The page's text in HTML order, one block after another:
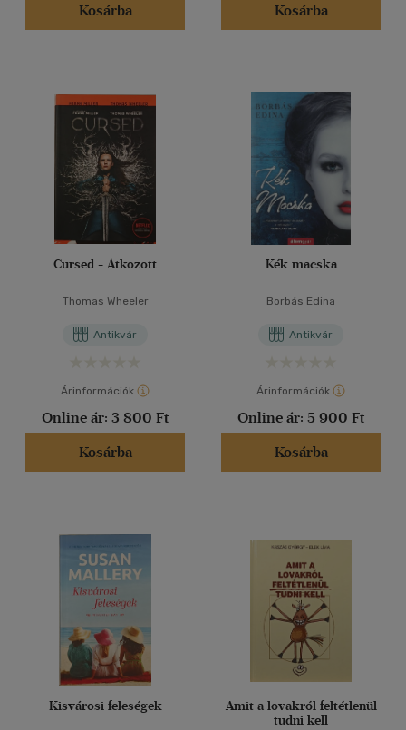
Kosárba
Kosárba
Cursed - Átkozott
Thomas Wheeler
Antikvár
Árinformációk
Online ár: 3 800 Ft
Kosárba
Kék macska
Borbás Edina
Antikvár
Árinformációk
Online ár: 5 900 Ft
Kosárba
Kisvárosi feleségek
Amit a lovakról feltétlenül
tudni kell